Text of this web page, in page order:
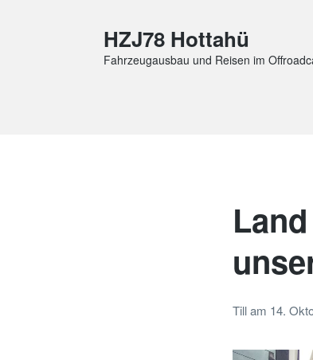
HZJ78 Hottahü
Fahrzeugausbau und Reisen im
Tillam 14.